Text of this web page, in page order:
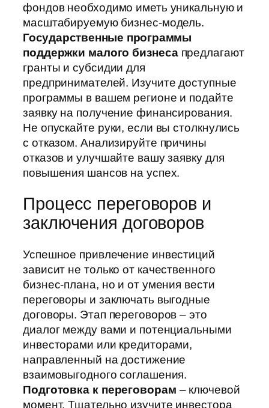
фондов необходимо иметь уникальную и
масштабируемую бизнес-модель.
Государственные программы
поддержки малого бизнесапредлагают
гранты и субсидии для
предпринимателей. Изучите доступные
программы в вашем регионе и подайте
заявку на получение финансирования.
Не опускайте руки, если вы столкнулись
с отказом. Анализируйте причины
отказов и улучшайте вашу заявку для
повышения шансов на успех.
Процесс переговоров и
заключения договоров
Успешное привлечение инвестиций
зависит не только от качественного
бизнес-плана, но и от умения вести
переговоры и заключать выгодные
договоры. Этап переговоров – это
диалог между вами и потенциальными
инвесторами или кредиторами,
направленный на достижение
взаимовыгодного соглашения.
Подготовка к переговорам – ключевой
момент. Тщательно изучите инвестора